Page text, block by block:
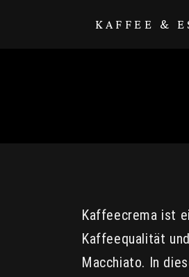
KAFFEE &
Kaffeecrema ist
Kaffeequalität
Macchiato. In